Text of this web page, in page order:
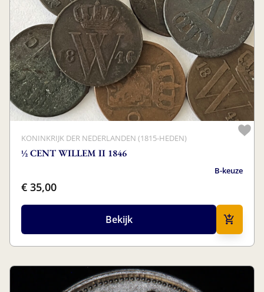
KONINKRIJK DER NEDERLANDEN (1815-HEDEN)
½ CENT WILLEM II 1846
B-keuze
€ 35,00
Bekijk